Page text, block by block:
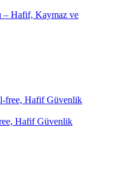
– Hafif, Kaymaz ve
Hafif Güvenlik